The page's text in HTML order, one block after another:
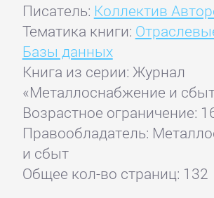
Писатель: Коллектив
Тематика книги:
Базы данных
Книга из серии: Журнал
«Металлоснабжение и
Возрастное ограничение:
Правообладатель:
и сбыт
Общее кол-во страниц: 132